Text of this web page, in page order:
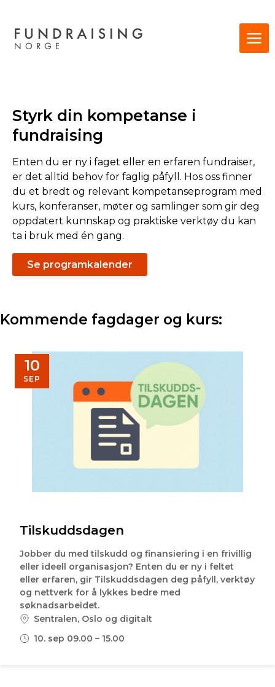
Styrk din kompetanse i
fundraising
Enten du er ny i faget eller en erfaren fundraiser,
er det alltid behov for faglig påfyll. Hos oss finner
du et bredt og relevant kompetanseprogram med
kurs, konferanser, møter og samlinger som gir deg
oppdatert kunnskap og praktiske verktøy du kan
ta i bruk med én gang.
Se programkalender
Kommende fagdager og kurs:
10
SEP
Tilskuddsdagen
Jobber du med tilskudd og finansiering i en frivillig
eller ideell organisasjon? Enten du er ny i feltet
eller erfaren, gir Tilskuddsdagen deg påfyll, verktøy
og nettverk for å lykkes bedre med
søknadsarbeidet.
Sentralen, Oslo og digitalt
10. sep 09.00 – 15.00